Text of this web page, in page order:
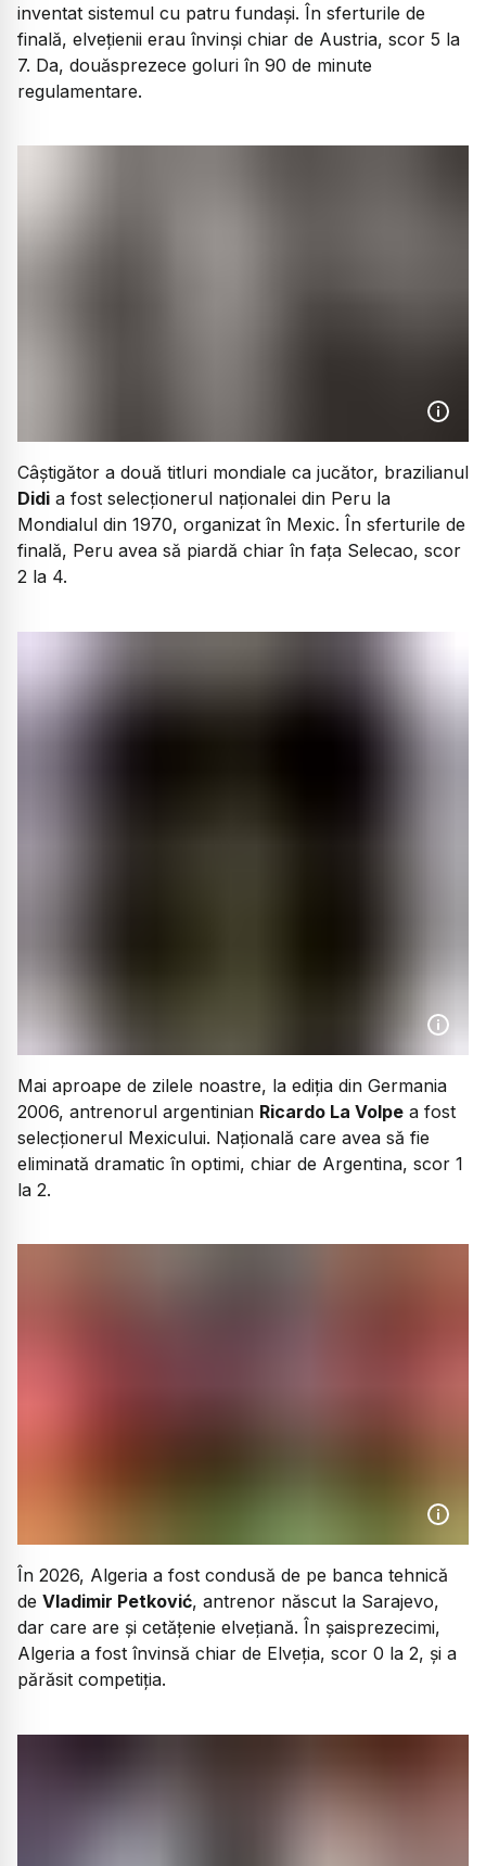
inventat sistemul cu patru fundași. În sferturile de
finală, elvețienii erau învinși chiar de Austria, scor 5 la
7. Da, douăsprezece goluri în 90 de minute
regulamentare.
Câștigător a două titluri mondiale ca jucător, brazilianul
Didi a fost selecționerul naționalei din Peru la
Mondialul din 1970, organizat în Mexic. În sferturile de
finală, Peru avea să piardă chiar în fața Selecao, scor
2 la 4.
Mai aproape de zilele noastre, la ediția din Germania
2006, antrenorul argentinian Ricardo La Volpe a fost
selecționerul Mexicului. Națională care avea să fie
eliminată dramatic în optimi, chiar de Argentina, scor 1
la 2.
În 2026, Algeria a fost condusă de pe banca tehnică
de Vladimir Petković, antrenor născut la Sarajevo,
dar care are și cetățenie elvețiană. În șaisprezecimi,
Algeria a fost învinsă chiar de Elveția, scor 0 la 2, și a
părăsit competiția.